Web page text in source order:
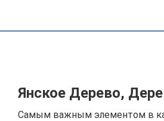
Янское Дерево,
Самым важным элементом в